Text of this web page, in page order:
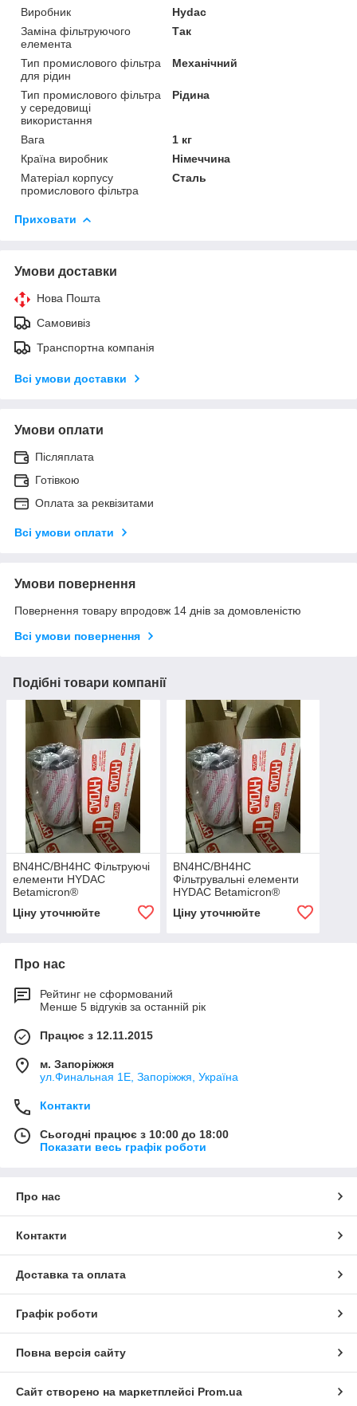
Виробник
Hydac
Заміна фільтруючого
елемента
Так
Тип промислового фільтра
для рідин
Механічний
Тип промислового фільтра
у середовищі
використання
Рідина
Вага
1 кг
Країна виробник
Німеччина
Матеріал корпусу
промислового фільтра
Сталь
Приховати
Умови доставки
Нова Пошта
Самовивіз
Транспортна компанія
Всі умови доставки
Умови оплати
Післяплата
Готівкою
Оплата за реквізитами
Всі умови оплати
Умови повернення
Повернення товару впродовж 14 днів за домовленістю
Всі умови повернення
Подібні товари компанії
BN4HC/BH4HC Фільтруючі
елементи HYDAC
Betamicron®
Ціну уточнюйте
BN4HC/BH4HC
Фільтрувальні елементи
HYDAC Betamicron®
Ціну уточнюйте
Про нас
Рейтинг не сформований
Менше 5 відгуків за останній рік
Працює з 12.11.2015
м. Запоріжжя
ул.Финальная 1Е, Запоріжжя, Україна
Контакти
Сьогодні працює з 10:00 до 18:00
Показати весь графік роботи
Про нас
Контакти
Доставка та оплата
Графік роботи
Повна версія сайту
Сайт створено на маркетплейсі Prom.ua